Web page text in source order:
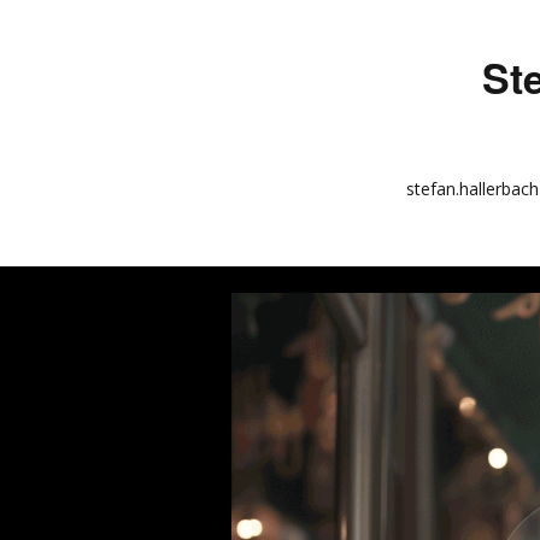
stefan.hallerbach
kunstquadrat.com
impressum